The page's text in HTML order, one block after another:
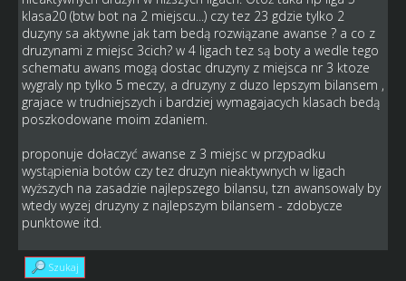
klasa20 (btw bot na 2 miejscu...) czy tez 23 gdzie tylko 2
duzyny sa aktywne jak tam bedą rozwiązane awanse ? a co z
druzynami z miejsc 3cich? w 4 ligach tez są boty a wedle tego
schematu awans mogą dostac druzyny z miejsca nr 3 ktoze
wygraly np tylko 5 meczy, a druzyny z duzo lepszym bilansem ,
grajace w trudniejszych i bardziej wymagajacych klasach bedą
poszkodowane moim zdaniem.
proponuje dołaczyć awanse z 3 miejsc w przypadku
wystąpienia botów czy tez druzyn nieaktywnych w ligach
wyższych na zasadzie najlepszego bilansu, tzn awansowaly by
wtedy wyzej druzyny z najlepszym bilansem - zdobycze
punktowe itd.
Szukaj